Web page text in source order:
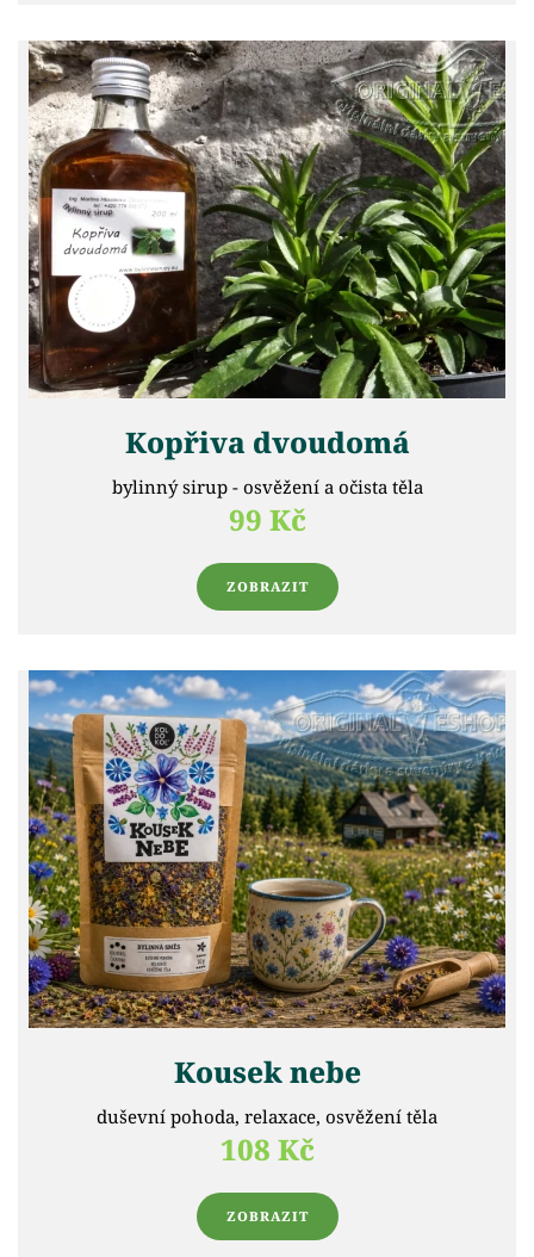
Kopřiva dvoudomá
bylinný sirup - osvěžení a očista těla
99 Kč
ZOBRAZIT
Kousek nebe
duševní pohoda, relaxace, osvěžení těla
108 Kč
ZOBRAZIT